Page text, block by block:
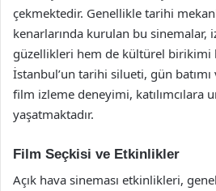
çekmektedir. Genellikle tarihi
kenarlarında kurulan bu sinemalar,
güzellikleri hem de kültürel birikimi
İstanbul’un tarihi silueti, gün batımı
film izleme deneyimi, katılımcılara
yaşatmaktadır.
Film Seçkisi ve Etkinlikler
Açık hava sineması etkinlikleri,